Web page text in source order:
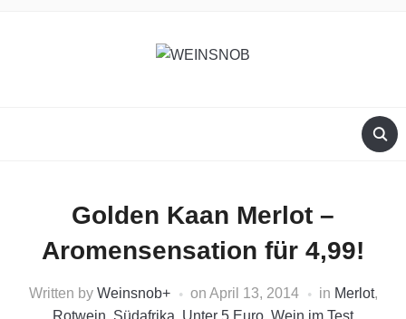
Golden Kaan Merlot –
Aromensensation für 4,99!
Written by Weinsnob+ on April 13, 2014 in Merlot,
Rotwein, Südafrika, Unter 5 Euro, Wein im Test